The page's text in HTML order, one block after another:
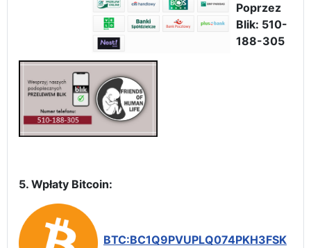
Poprzez
Blik: 510-
188-305
5. Wpłaty Bitcoin:
BTC:BC1Q9PVUPLQ074PKH3FSK